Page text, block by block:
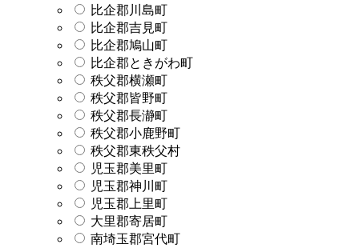
比企郡川島町
比企郡吉見町
比企郡鳩山町
比企郡ときがわ町
秩父郡横瀬町
秩父郡皆野町
秩父郡長瀞町
秩父郡小鹿野町
秩父郡東秩父村
児玉郡美里町
児玉郡神川町
児玉郡上里町
大里郡寄居町
南埼玉郡宮代町